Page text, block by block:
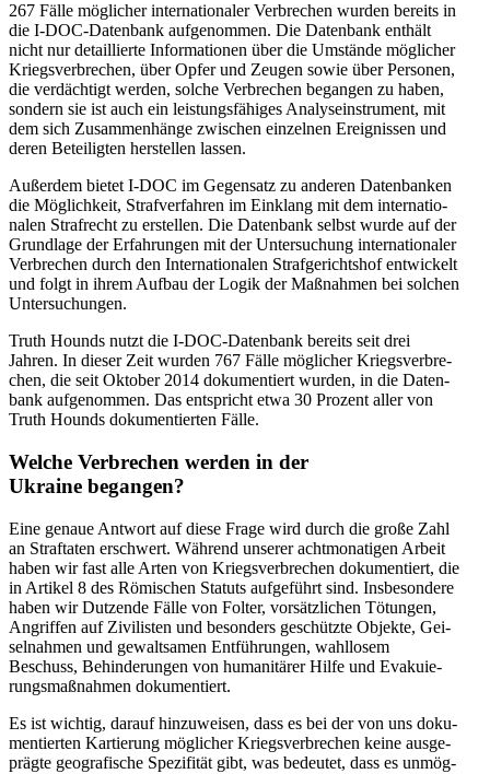
267 Fälle mög­li­cher inter­na­tio­na­ler Ver­bre­chen wurden bereits in
die I‑DOC-Daten­bank auf­ge­nom­men. Die Daten­bank enthält
nicht nur detail­lierte Infor­ma­tio­nen über die Umstände mög­li­cher
Kriegs­ver­bre­chen, über Opfer und Zeugen sowie über Per­so­nen,
die ver­däch­tigt werden, solche Ver­bre­chen began­gen zu haben,
sondern sie ist auch ein leis­tungs­fä­hi­ges Ana­ly­se­instru­ment, mit
dem sich Zusam­men­hänge zwi­schen ein­zel­nen Ereig­nis­sen und
deren Betei­lig­ten her­stel­len lassen.
Außer­dem bietet I‑DOC im Gegen­satz zu anderen Daten­ban­ken
die Mög­lich­keit, Straf­ver­fah­ren im Ein­klang mit dem inter­na­tio­
na­len Straf­recht zu erstel­len. Die Daten­bank selbst wurde auf der
Grund­lage der Erfah­run­gen mit der Unter­su­chung inter­na­tio­na­ler
Ver­bre­chen durch den Inter­na­tio­na­len Straf­ge­richts­hof ent­wi­ckelt
und folgt in ihrem Aufbau der Logik der Maß­nah­men bei solchen
Untersuchungen.
Truth Hounds nutzt die I‑DOC-Daten­bank bereits seit drei
Jahren. In dieser Zeit wurden 767 Fälle mög­li­cher Kriegs­ver­bre­
chen, die seit Oktober 2014 doku­men­tiert wurden, in die Daten­
bank auf­ge­nom­men. Das ent­spricht etwa 30 Prozent aller von
Truth Hounds doku­men­tier­ten Fälle.
Welche Ver­bre­chen werden in der
Ukraine begangen?
Eine genaue Antwort auf diese Frage wird durch die große Zahl
an Straf­ta­ten erschwert. Während unserer acht­mo­na­ti­gen Arbeit
haben wir fast alle Arten von Kriegs­ver­bre­chen doku­men­tiert, die
in Artikel 8 des Römi­schen Statuts auf­ge­führt sind. Ins­be­son­dere
haben wir Dut­zende Fälle von Folter, vor­sätz­li­chen Tötun­gen,
Angrif­fen auf Zivi­lis­ten und beson­ders geschützte Objekte, Gei­
sel­nah­men und gewalt­sa­men Ent­füh­run­gen, wahl­lo­sem
Beschuss, Behin­de­run­gen von huma­ni­tä­rer Hilfe und Eva­ku­ie­
rungs­maß­nah­men dokumentiert.
Es ist wichtig, darauf hin­zu­wei­sen, dass es bei der von uns doku­
men­tier­ten Kar­tie­rung mög­li­cher Kriegs­ver­bre­chen keine aus­ge­
prägte geo­gra­fi­sche Spe­zi­fi­tät gibt, was bedeu­tet, dass es unmög­